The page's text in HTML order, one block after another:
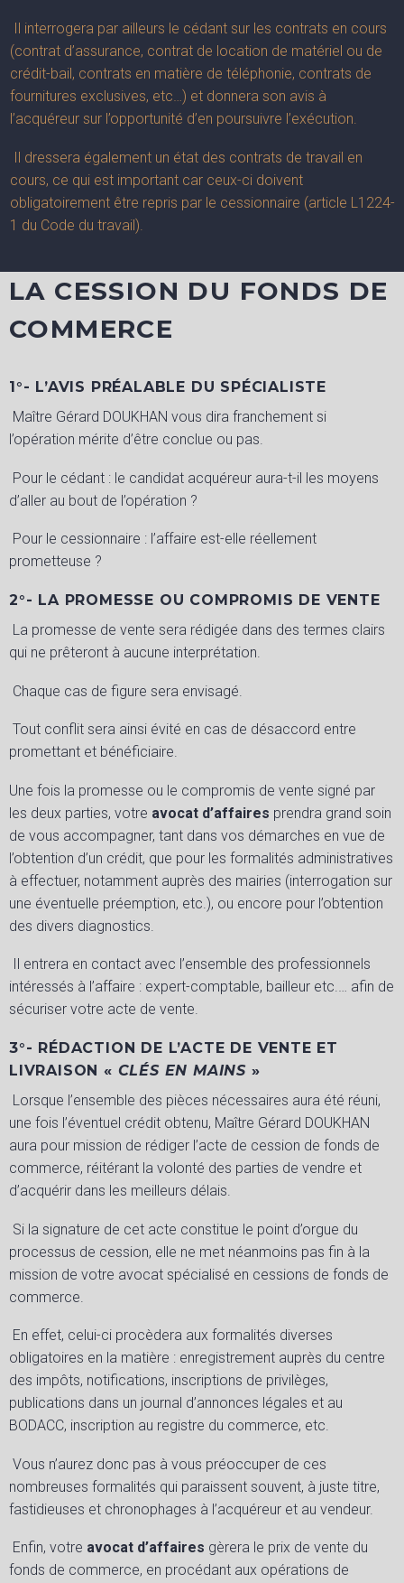
Il interrogera par ailleurs le cédant sur les contrats en cours
(contrat d’assurance, contrat de location de matériel ou de
crédit-bail, contrats en matière de téléphonie, contrats de
fournitures exclusives, etc…) et donnera son avis à
l’acquéreur sur l’opportunité d’en poursuivre l’exécution.
Il dressera également un état des contrats de travail en
cours, ce qui est important car ceux-ci doivent
obligatoirement être repris par le cessionnaire (article L1224-
1 du Code du travail).
LA CESSION DU FONDS DE
COMMERCE
1°- L’AVIS PRÉALABLE DU SPÉCIALISTE
Maître Gérard DOUKHAN vous dira franchement si
l’opération mérite d’être conclue ou pas.
Pour le cédant : le candidat acquéreur aura-t-il les moyens
d’aller au bout de l’opération ?
Pour le cessionnaire : l’affaire est-elle réellement
prometteuse ?
2°- LA PROMESSE OU COMPROMIS DE VENTE
La promesse de vente sera rédigée dans des termes clairs
qui ne prêteront à aucune interprétation.
Chaque cas de figure sera envisagé.
Tout conflit sera ainsi évité en cas de désaccord entre
promettant et bénéficiaire.
Une fois la promesse ou le compromis de vente signé par
les deux parties, votre avocat d’affaires prendra grand soin
de vous accompagner, tant dans vos démarches en vue de
l’obtention d’un crédit, que pour les formalités administratives
à effectuer, notamment auprès des mairies (interrogation sur
une éventuelle préemption, etc.), ou encore pour l’obtention
des divers diagnostics.
Il entrera en contact avec l’ensemble des professionnels
intéressés à l’affaire : expert-comptable, bailleur etc.… afin de
sécuriser votre acte de vente.
3°- RÉDACTION DE L’ACTE DE VENTE ET
LIVRAISON « CLÉS EN MAINS »
Lorsque l’ensemble des pièces nécessaires aura été réuni,
une fois l’éventuel crédit obtenu, Maître Gérard DOUKHAN
aura pour mission de rédiger l’acte de cession de fonds de
commerce, réitérant la volonté des parties de vendre et
d’acquérir dans les meilleurs délais.
Si la signature de cet acte constitue le point d’orgue du
processus de cession, elle ne met néanmoins pas fin à la
mission de votre avocat spécialisé en cessions de fonds de
commerce.
En effet, celui-ci procèdera aux formalités diverses
obligatoires en la matière : enregistrement auprès du centre
des impôts, notifications, inscriptions de privilèges,
publications dans un journal d’annonces légales et au
BODACC, inscription au registre du commerce, etc.
Vous n’aurez donc pas à vous préoccuper de ces
nombreuses formalités qui paraissent souvent, à juste titre,
fastidieuses et chronophages à l’acquéreur et au vendeur.
Enfin, votre avocat d’affaires gèrera le prix de vente du
fonds de commerce, en procédant aux opérations de